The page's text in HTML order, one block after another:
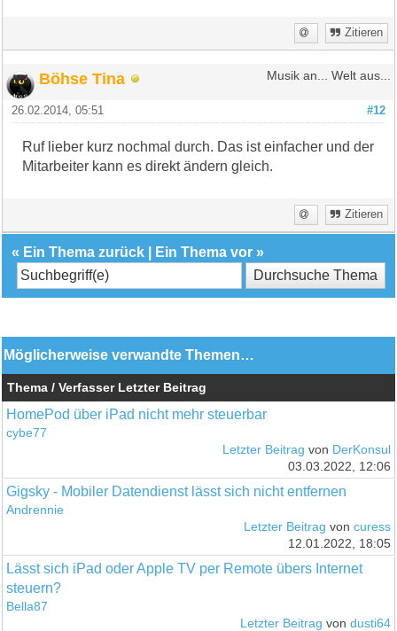
Zitieren
Böhse Tina Musik an... Welt aus...
#12
26.02.2014, 05:51
Ruf lieber kurz nochmal durch. Das ist einfacher und der
Mitarbeiter kann es direkt ändern gleich.
Zitieren
« Ein Thema zurück Ein Thema vor »
Möglicherweise verwandte Themen…
Thema / Verfasser Letzter Beitrag
HomePod über iPad nicht mehr steuerbar
cybe77
Letzter Beitrag von DerKonsul
03.03.2022, 12:06
Gigsky - Mobiler Datendienst lässt sich nicht entfernen
Andrennie
Letzter Beitrag von curess
12.01.2022, 18:05
Lässt sich iPad oder Apple TV per Remote übers Internet
steuern?
Bella87
Letzter Beitrag von dusti64